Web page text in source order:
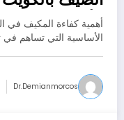
الأعطال وتوفير
أهمية كفاءة المكيف في
الأساسية التي تساهم في
Dr.demianmorcos